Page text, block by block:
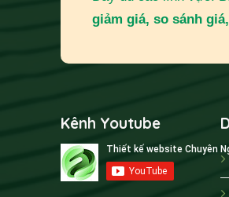
giảm giá, so sánh
Kênh Youtube